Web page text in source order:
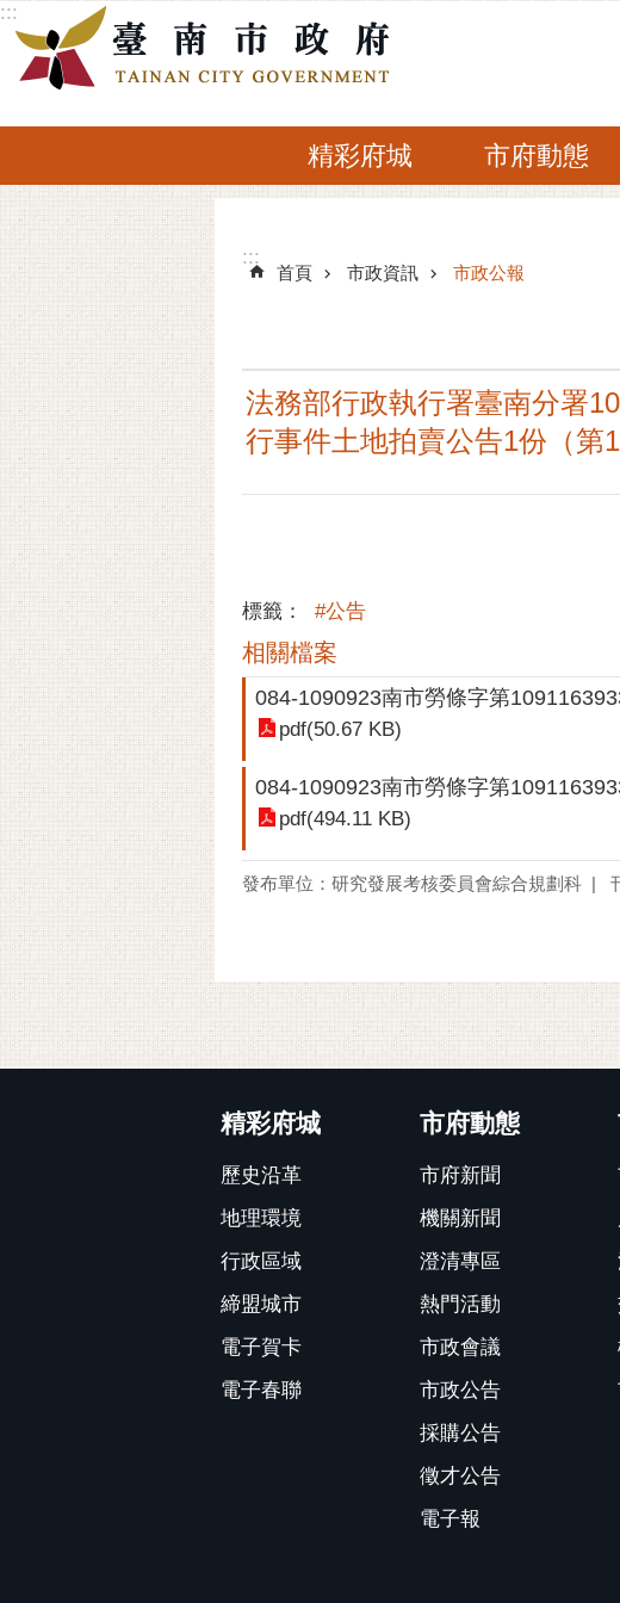
跳到主要內容區塊
:::
精彩府城 市府動態
:::
:::
首頁 市政資訊 市政公報
法務部行政執行署臺南分署
行事件土地拍賣公告1份（第1
標籤： #公告
相關檔案
084-1090923南市勞條字第
pdf(50.67 KB)
084-1090923南市勞條字第
pdf(494.11 KB)
發布單位：研究發展考核委員會綜合規劃科
精彩府城
歷史沿革
地理環境
行政區域
締盟城市
電子賀卡
電子春聯
市府動態
市府新聞
機關新聞
澄清專區
熱門活動
市政會議
市政公告
採購公告
徵才公告
電子報